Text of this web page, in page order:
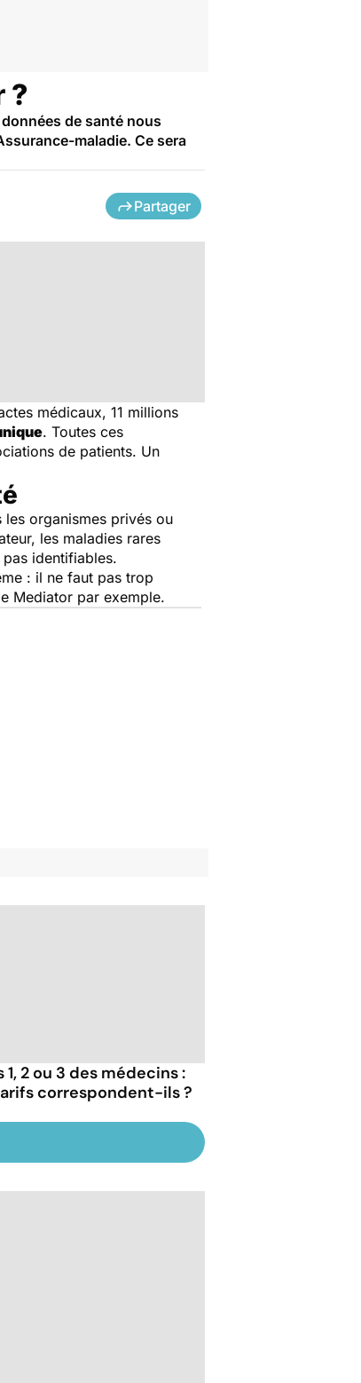
?
de santé nous
maladie. Ce sera
Partager
médicaux, 11 millions
. Toutes ces
de patients. Un
les organismes privés ou
les maladies rares
identifiables.
: il ne faut pas trop
Mediator par exemple.
2 ou 3 des médecins :
correspondent-ils ?